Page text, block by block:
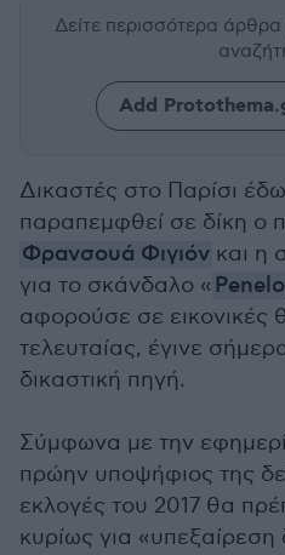
Δείτε περισσότερα
Add
Δικαστές στο Παρίσι
παραπεμφθεί σε δίκη ο
Φρανσουά Φιγιόν και η
για το σκάνδαλο «
αφορούσε σε εικονικές
τελευταίας, έγινε
δικαστική πηγή.
Σύμφωνα με την
πρώην υποψήφιος της
εκλογές του 2017 θα
κυρίως για